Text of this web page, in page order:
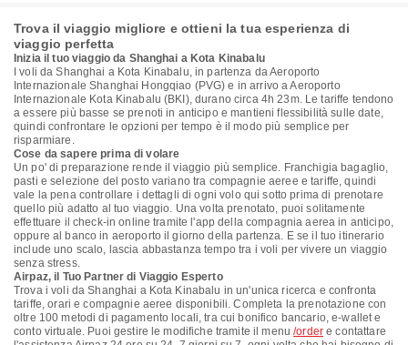
Trova il viaggio migliore e ottieni la tua esperienza di
viaggio perfetta
Inizia il tuo viaggio da Shanghai a Kota Kinabalu
I voli da Shanghai a Kota Kinabalu, in partenza da Aeroporto
Internazionale Shanghai Hongqiao (PVG) e in arrivo a Aeroporto
Internazionale Kota Kinabalu (BKI), durano circa 4h 23m. Le tariffe tendono
a essere più basse se prenoti in anticipo e mantieni flessibilità sulle date,
quindi confrontare le opzioni per tempo è il modo più semplice per
risparmiare.
Cose da sapere prima di volare
Un po' di preparazione rende il viaggio più semplice. Franchigia bagaglio,
pasti e selezione del posto variano tra compagnie aeree e tariffe, quindi
vale la pena controllare i dettagli di ogni volo qui sotto prima di prenotare
quello più adatto al tuo viaggio. Una volta prenotato, puoi solitamente
effettuare il check-in online tramite l'app della compagnia aerea in anticipo,
oppure al banco in aeroporto il giorno della partenza. E se il tuo itinerario
include uno scalo, lascia abbastanza tempo tra i voli per vivere un viaggio
senza stress.
Airpaz, il Tuo Partner di Viaggio Esperto
Trova i voli da Shanghai a Kota Kinabalu in un'unica ricerca e confronta
tariffe, orari e compagnie aeree disponibili. Completa la prenotazione con
oltre 100 metodi di pagamento locali, tra cui bonifico bancario, e-wallet e
conto virtuale. Puoi gestire le modifiche tramite il menu/ordere contattare